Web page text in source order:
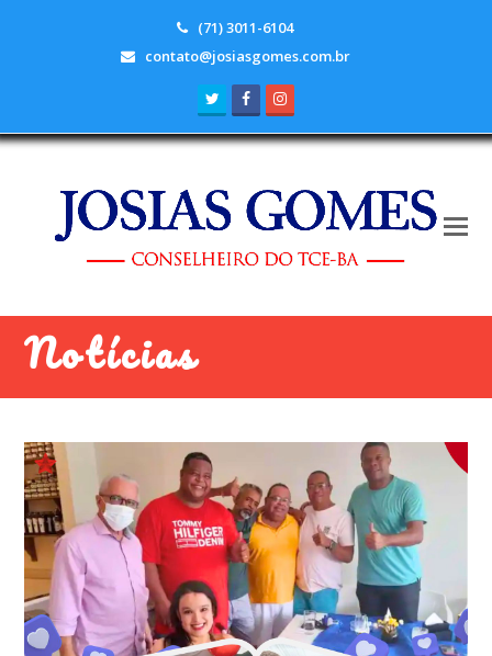
(71) 3011-6104
contato@josiasgomes.com.br
TwitterFacebook
Notícias